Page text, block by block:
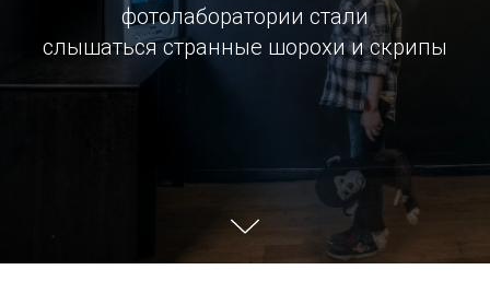
фотолаборатории стали
слышаться странные шорохи и скрипы